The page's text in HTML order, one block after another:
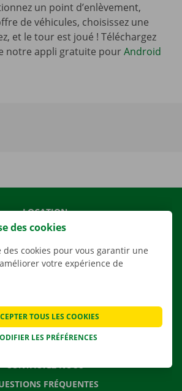
un point d’enlèvement,
de véhicules, choisissez une
et le tour est joué ! Téléchargez
notre appli gratuite pourAndroid
LOCATION
NOS VÉHICULES
NOS SERVICES
AGENCES
DE DÉMÉNAGEMENT
CONTACTEZ NOUS
FRÉQUENTES
des cookies
des cookies pour vous garantir une
votre expérience de
LES PRÉFÉRENCES
TOUS LES COOKIES